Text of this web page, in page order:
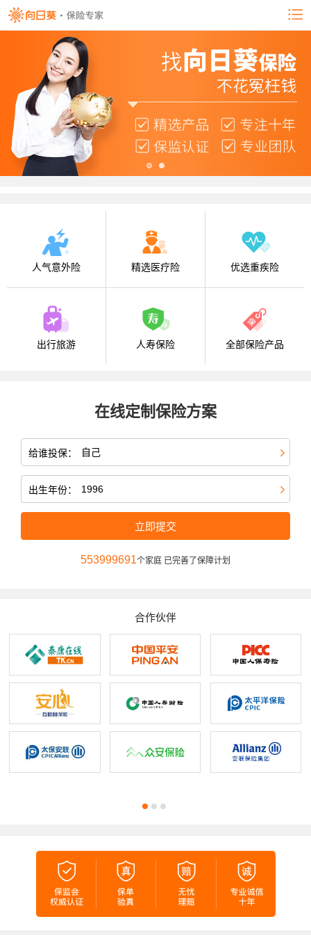
人气意外险 精选医疗险 优选重疾险
出行旅游 人寿保险 全部保险产品
在线定制保险方案
给谁投保：
出生年份：
立即提交
553999691个家庭 已完善了保障计划
合作伙伴